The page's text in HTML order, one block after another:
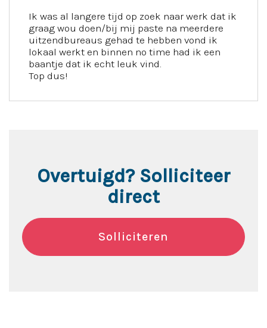
Ik was al langere tijd op zoek naar werk dat ik
graag wou doen/bij mij paste na meerdere
uitzendbureaus gehad te hebben vond ik
lokaal werkt en binnen no time had ik een
baantje dat ik echt leuk vind.
Top dus!
Overtuigd? Solliciteer
direct
Solliciteren